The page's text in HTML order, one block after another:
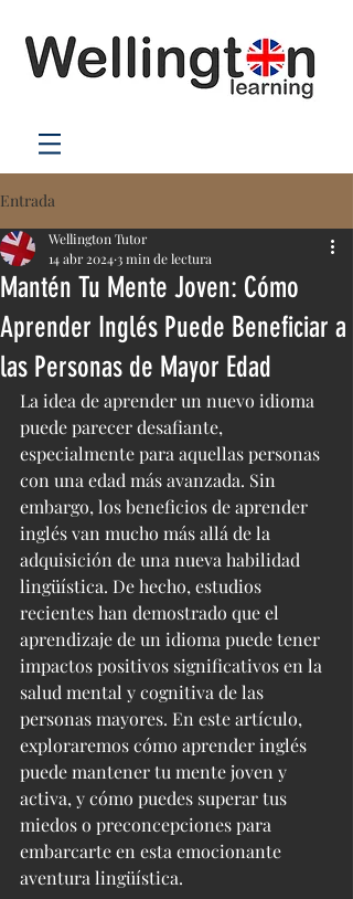
Entrada
Mantén Tu Mente Joven: Cómo
Aprender Inglés Puede Beneficiar a
las Personas de Mayor Edad
Wellington Tutor
14 abr 2024 3 min de lectura
La idea de aprender un nuevo idioma
puede parecer desafiante,
especialmente para aquellas personas
con una edad más avanzada. Sin
embargo, los beneficios de aprender
inglés van mucho más allá de la
adquisición de una nueva habilidad
lingüística. De hecho, estudios
recientes han demostrado que el
aprendizaje de un idioma puede tener
impactos positivos significativos en la
salud mental y cognitiva de las
personas mayores. En este artículo,
exploraremos cómo aprender inglés
puede mantener tu mente joven y
activa, y cómo puedes superar tus
miedos o preconcepciones para
embarcarte en esta emocionante
aventura lingüística.